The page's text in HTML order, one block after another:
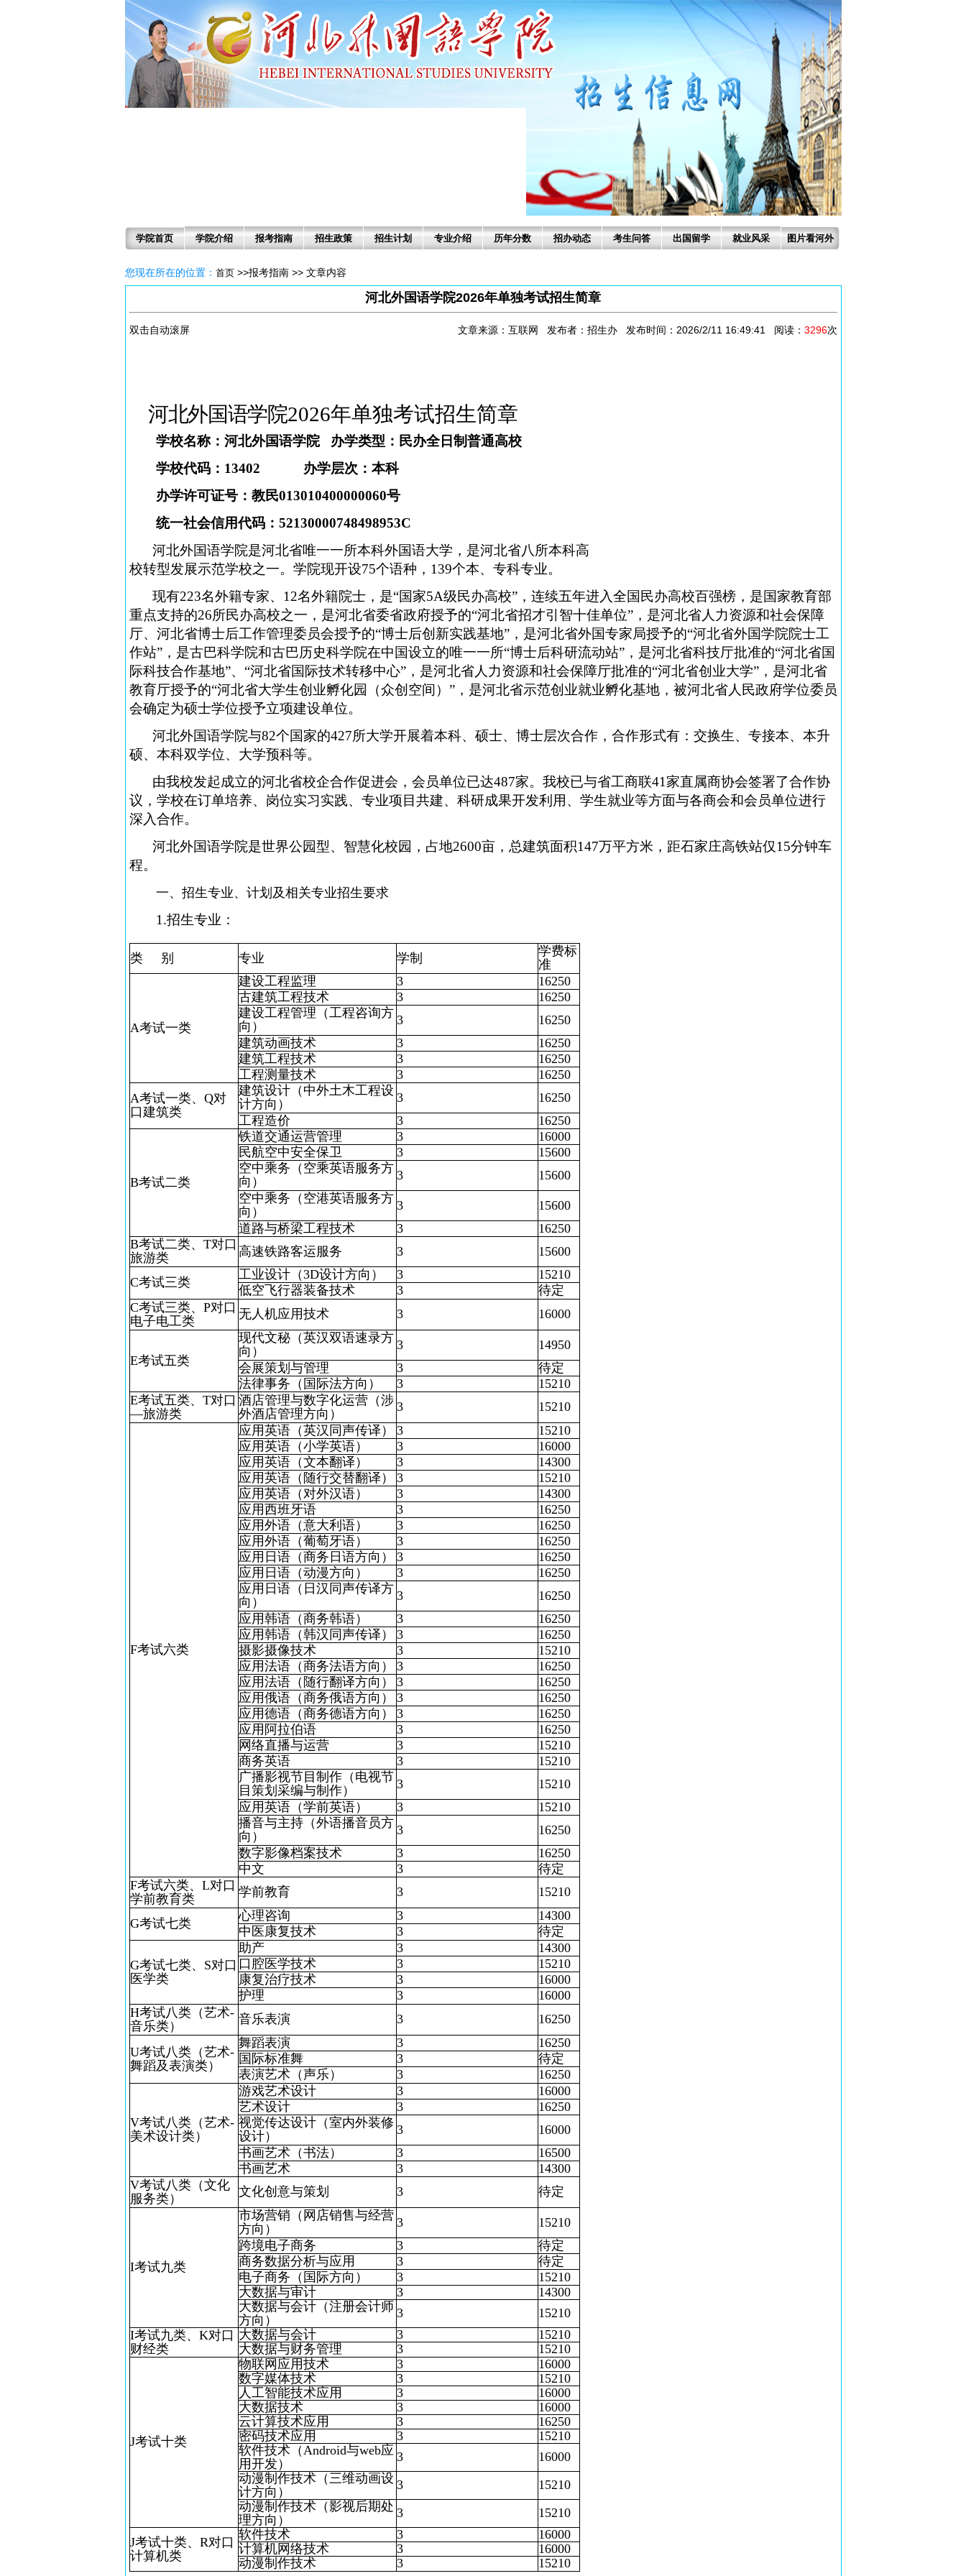
学院首页 学院介绍 报考指南 招生政策 招生计划 专业介绍 历年分数 招办动态 考生问答 出国留学 就业风采 图片看河外
您现在所在的位置： 首页>>报考指南 >> 文章内容
河北外国语学院2026年单独考试招生简章
双击自动滚屏 文章来源：互联网 发布者：招生办 发布时间：2026/2/11 16:49:41 阅读： 3296次
河北外国语学院2026年单独考试招生简章
学校名称：河北外国语学院
办学类型：民办全日制普通高校
学校代码： 13402 办学层次：本科
办学许可证号：教民013010400000060号
统一社会信用代码：52130000748498953C
河北外国语学院是河北省唯一一所本科外国语大学 ，是河北省八所本科高
校转型发展示范学校之一。学院现开设75个语种，139个本、专科专业。
现有223名外籍专家、1 2名外籍院士，是“国家5A级民办高校”，连续五年进入全国民办高校百强榜，是国家教育部
重点支持的26所民办高校之一，是河北省委省政府授予的“河北省招才引智十佳单位”，是河北省人力资源和社会保障
厅、河北省博士后工作管理委员会授予的“博士后创新实践基地”，是河北省外国专家局授予的“河北省外国学院院士工
作站”，是古巴科学院和古巴历史科学院在中国设立的唯一一所“博士后科研流动站”，是河北省科技厅批准的“河北省国
际科技合作基地”、“河北省国际技术转移中心”，是河北省人力资源和社会保障厅批准的“河北省创业大学”，是河北省
教育厅授予的“河北省大学生创业孵化园（众创空间）”，是河北省示范创业就业孵化基地，被河北省人民政府学位委员
会确定为硕士学位授予立项建设单位。
河北外国语学院与82个国家的427所大学开展着本科、硕士、博士层次合作，合作形式有：交换生、专接本、本升
硕、本科双学位、大学预科等。
由我校发起成立的河北省校企合作促进会，会员单位已达487家。我校已与省工商联41家直属商协会签署了合作协
议，学校在订单培养、岗位实习实践、专业项目共建、科研成果开发利用、学生就业等方面与各商会和会员单位进行
深入合作。
河北外国语学院是世界公园型、智慧化校园，占地2600亩，总建筑面积147万平方米，距石家庄高铁站仅15分钟车
程。
一、招生专业、计划及相关专业招生要求
1.招生专业 ：
类 别 专业 学制
学费标
准
A考试一类
建设工程监理 3
16250
古建筑工程技术
3
16250
建设工程管理（工程咨询方
向）
3
16250
建筑动画技术
3
16250
建筑工程技术
3
16250
工程测量技术
3
16250
A考试一类、Q对
口建筑类
建筑设计（中外土木工程设
计方向）
3
16250
工程造价
3 16250
B考试二类
铁道交通运营管理 3
16000
民航空中安全保卫
3
15600
空中乘务（空乘英语服务方
向）
3
15600
空中乘务（空港英语服务方
向）
3
15600
道路与桥梁工程技术
3
16250
B考试二类、T对口
旅游类
高速铁路客运服务 3 15600
C考试三类
工业设计（3D设计方向） 3
15210
低空飞行器装备技术
3
待定
C考试三类、P对口
电子电工类
无人机应用技术 3 16000
E考试五类
现代文秘（英汉双语速录方
向）
3
14950
会展策划与管理
3
待定
法律事务（国际法方向）
3
15210
E考试五类、T对口
—旅游类
酒店管理与数字化运营（涉
外酒店管理方向）
3 15210
F考试六类
应用英语（英汉同声传译） 3
15210
应用英语（小学英语）
3
16000
应用英语（文本翻译）
3
14300
应用英语（随行交替翻译）
3
15210
应用英语（对外汉语）
3
14300
应用西班牙语
3
16250
应用外语（意大利语）
3
16250
应用外语（葡萄牙语）
3
16250
应用日语（商务日语方向）
3
16250
应用日语（动漫方向）
3
16250
应用日语（日汉同声传译方
向）
3
16250
应用韩语（商务韩语）
3
16250
应用韩语（韩汉同声传译）
3
16250
摄影摄像技术
3
15210
应用法语（商务法语方向）
3
16250
应用法语（随行翻译方向）
3
16250
应用俄语（商务俄语方向）
3
16250
应用德语（商务德语方向）
3
16250
应用阿拉伯语
3
16250
网络直播与运营
3
15210
商务英语
3
15210
广播影视节目制作（电视节
目策划采编与制作）
3
15210
应用英语（学前英语）
3
15210
播音与主持（外语播音员方
向）
3
16250
数字影像档案技术
3
16250
中文
3
待定
F考试六类、L对口
学前教育类
学前教育 3 15210
G考试七类
心理咨询 3
14300
中医康复技术
3 待定
G考试七类、S对口
医学类
助产 3
14300
口腔医学技术
3
15210
康复治疗技术
3
16000
护理
3
16000
H考试八类（艺术-
音乐类）
音乐表演 3 16250
U考试八类（艺术-
舞蹈及表演类）
舞蹈表演 3
16250
国际标准舞
3
待定
表演艺术（声乐）
3 16250
V考试八类（艺术-
美术设计类）
游戏艺术设计 3
16000
艺术设计
3
16250
视觉传达设计（室内外装修
设计）
3
16000
书画艺术（书法）
3
16500
书画艺术
3
14300
V考试八类（文化
服务类）
文化创意与策划 3 待定
I考试九类
市场营销（网店销售与经营
方向）
3
15210
跨境电子商务
3
待定
商务数据分析与应用
3
待定
电子商务（国际方向）
3
15210
大数据与审计
3
14300
大数据与会计（注册会计师
方向）
3
15210
I考试九类、K对口
财经类
大数据与会计 3
15210
大数据与财务管理
3 15210
J考试十类
物联网应用技术 3
16000
数字媒体技术
3
15210
人工智能技术应用
3
16000
大数据技术
3
16000
云计算技术应用
3
16250
密码技术应用
3
15210
软件技术（Android与web应
用开发）
3
16000
动漫制作技术（三维动画设
计方向）
3
15210
动漫制作技术（影视后期处
理方向）
3 15210
J考试十类、R对口
计算机类
软件技术 3
16000
计算机网络技术
3
16000
动漫制作技术
3 15210